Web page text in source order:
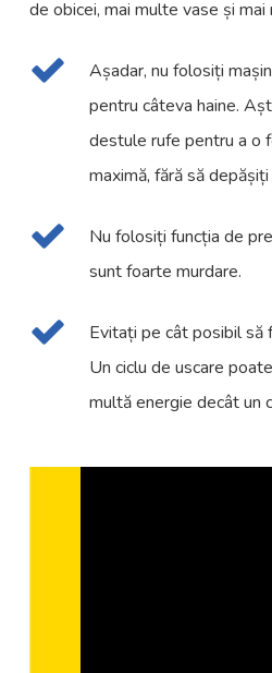
de obicei, mai multe vase și mai
Așadar, nu folosiți
pentru câteva haine.
destule rufe pentru a o
maximă, fără să
Nu folosiți funcția de
sunt foarte murdare.
Evitați pe cât posibil să
Un ciclu de uscare
multă energie decât un